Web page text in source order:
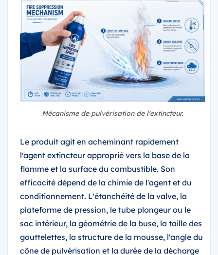
Mécanisme de pulvérisation de l'extincteur.
Le produit agit en acheminant rapidement
l'agent extincteur approprié vers la base de la
flamme et la surface du combustible. Son
efficacité dépend de la chimie de l'agent et du
conditionnement. L'étanchéité de la valve, la
plateforme de pression, le tube plongeur ou le
sac intérieur, la géométrie de la buse, la taille des
gouttelettes, la structure de la mousse, l'angle du
cône de pulvérisation et la durée de la décharge